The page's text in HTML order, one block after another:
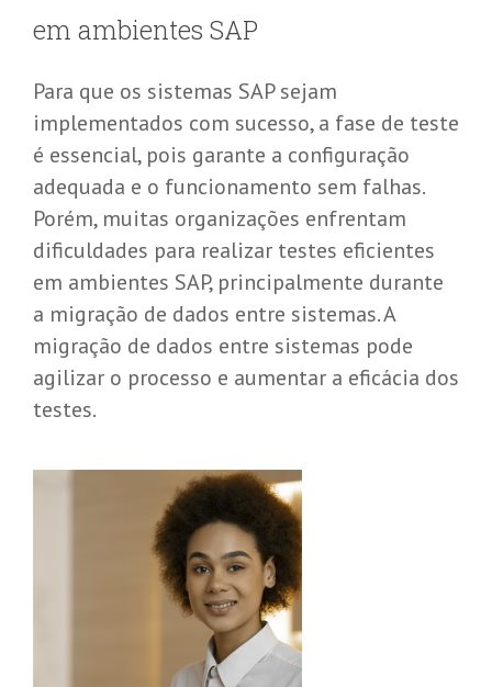
em ambientes SAP
Para que os sistemas SAP sejam
implementados com sucesso, a fase de teste
é essencial, pois garante a configuração
adequada e o funcionamento sem falhas.
Porém, muitas organizações enfrentam
dificuldades para realizar testes eficientes
em ambientes SAP, principalmente durante
a migração de dados entre sistemas. A
migração de dados entre sistemas pode
agilizar o processo e aumentar a eficácia dos
testes.